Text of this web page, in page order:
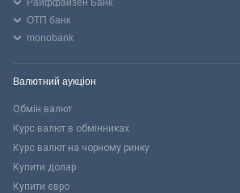
ОТП банк
monobank
Валютний аукціон
Обмін валют
Курс валют в обмінниках
Курс валют на чорному ринку
Купити долар
Купити євро